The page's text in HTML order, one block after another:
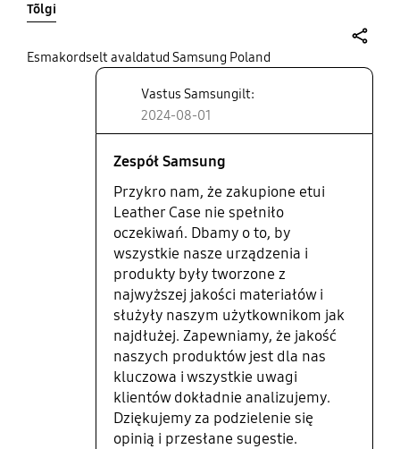
etui przy ekranie nad gniazdem USB zaczął się
odginać, aż w końcu po jakimś tygodniu odpadł od
etui całkowicie. Zaznaczam, że telefon był
użytkowany w normalnym zakresie - nie spadł, etui
nie było narażone na żadne ponad normatywne
czynniki mechaniczne (zakładam, że wkładanie i
wyjmowanie telefonu do/z kieszeni spodni nie
zalicza się do ponad normatywnego użytkowania).
Takie, ani żadne inne uszkodzenie etui nie zdarzyło
mi się dotychczas w żadnym z użytkowanych
telefonów/etui - i żadne z nich tyle nie kosztowało -
wszystkie były znacznie tańsze/albo darmowe -
dorzucane do telefonu. Sprawa została zgłoszona
do Centrum Obsługi Klienta Samsung - jednak
zgłoszenie reklamacyjne zostało odrzucone jako
uszkodzenie mechaniczne. Podsumowując -
niestety nie polecam zakupu tego etui.
Tõlgi
Esmakordselt avaldatud Samsung Poland
Vastus Samsungilt:
2024-08-01
Zespół Samsung
Przykro nam, że zakupione etui
Leather Case nie spełniło
oczekiwań. Dbamy o to, by
wszystkie nasze urządzenia i
produkty były tworzone z
najwyższej jakości materiałów i
służyły naszym użytkownikom jak
najdłużej. Zapewniamy, że jakość
naszych produktów jest dla nas
kluczowa i wszystkie uwagi
klientów dokładnie analizujemy.
Dziękujemy za podzielenie się
opinią i przesłane sugestie.